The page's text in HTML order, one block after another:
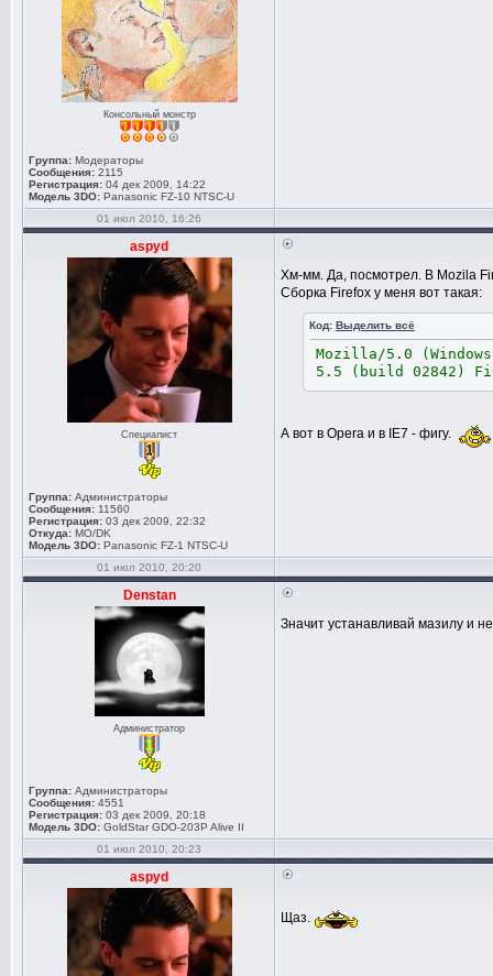
Консольный монстр
Группа: Модераторы
Сообщения: 2115
Регистрация: 04 дек 2009, 14:22
Модель 3DO: Panasonic FZ-10 NTSC-U
01 июл 2010, 16:26
aspyd
Специалист
Группа: Администраторы
Сообщения: 11560
Регистрация: 03 дек 2009, 22:32
Откуда: MO/DK
Модель 3DO: Panasonic FZ-1 NTSC-U
Хм-мм. Да, посмотрел. В Mozila
Сборка Firefox у меня вот такая:
Код: Выделить всё
Mozilla/5.0
5.5 (build 02842)
А вот в Opera и в IE7 - фигу.
01 июл 2010, 20:20
Denstan
Администратор
Группа: Администраторы
Сообщения: 4551
Регистрация: 03 дек 2009, 20:18
Модель 3DO: GoldStar GDO-203P Alive II
Значит устанавливай мазилу и
01 июл 2010, 20:23
aspyd
Щаз.